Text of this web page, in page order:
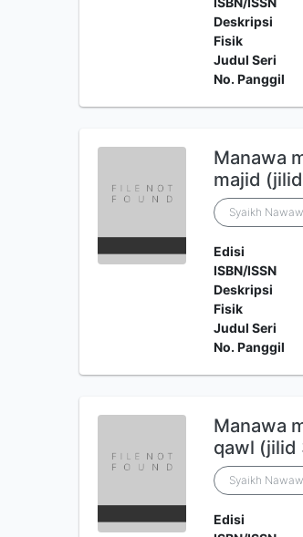
Deskripsi
Fisik
Judul Seri
No. Panggil
Manawa
majid
Syaikh
Edisi
ISBN/ISSN
Deskripsi
Fisik
Judul Seri
No. Panggil
Manawa
qawl (jilid
Syaikh
Edisi